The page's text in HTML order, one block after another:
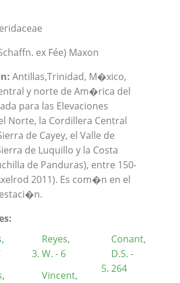
ex Fée) Maxon
Antillas,Trinidad, M�xico,
y norte de Am�rica del
para las Elevaciones
Norte, la Cordillera Central
de Cayey, el Valle de
de Luquillo y la Costa
de Panduras), entre 150-
2011). Es com�n en el
Reyes,
W. - 6
Vincent,
Conant,
D.S. -
264